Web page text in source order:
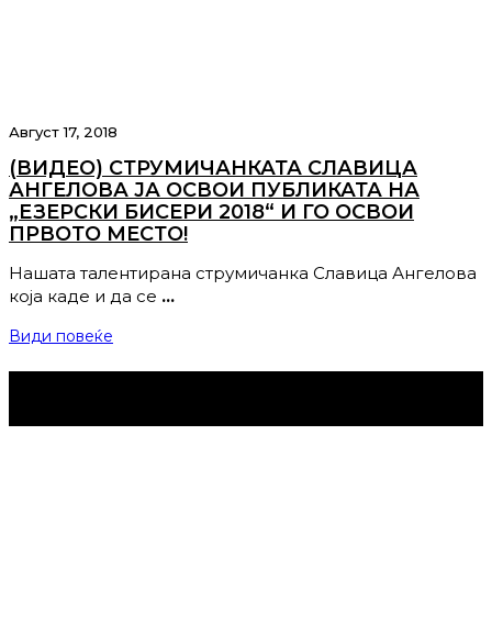
Август 17, 2018
(ВИДЕО) СТРУМИЧАНКАТА СЛАВИЦА
АНГЕЛОВА ЈА ОСВОИ ПУБЛИКАТА НА
„ЕЗЕРСКИ БИСЕРИ 2018“ И ГО ОСВОИ
ПРВОТО МЕСТО!
Нашата талентирана струмичанка Славица Ангелова
која каде и да се …
Види повеќе